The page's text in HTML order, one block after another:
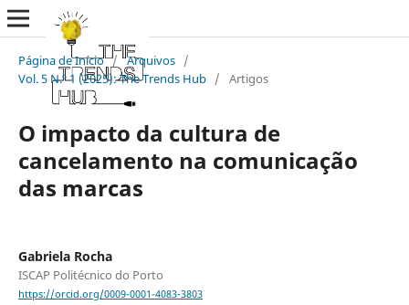
Página de Início / Arquivos /
Vol. 5 N.º 1 (2025): The Trends Hub / Artigos
O impacto da cultura de
cancelamento na comunicação
das marcas
Gabriela Rocha
ISCAP Politécnico do Porto
https://orcid.org/0009-0001-4083-3803